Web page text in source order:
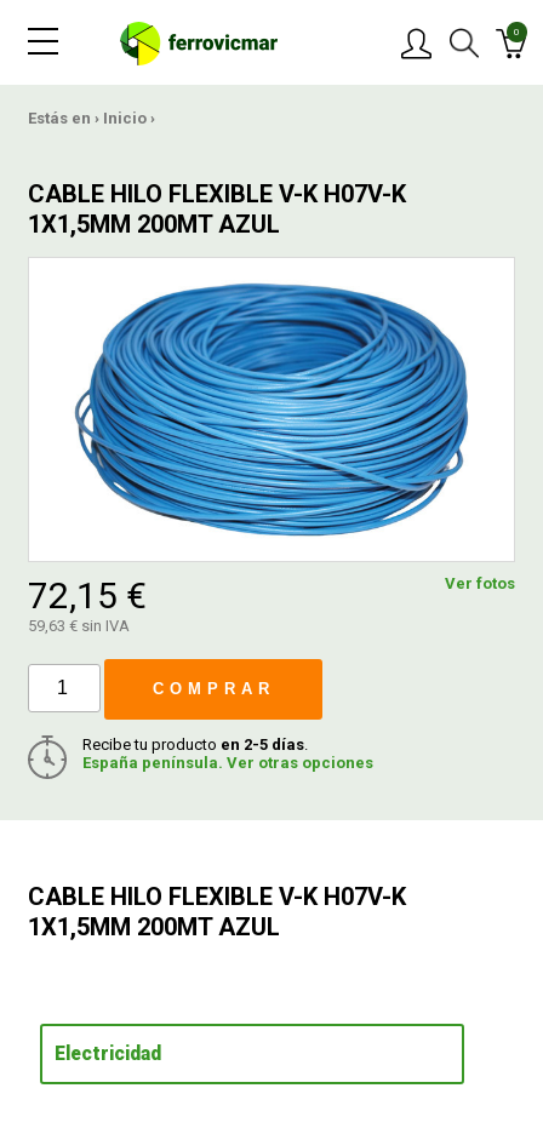
0
Estás en › Inicio ›
CABLE HILO FLEXIBLE V-K H07V-K
1X1,5MM 200MT AZUL
Ver fotos
72,15 €
59,63 € sin IVA
COMPRAR
Recibe tu producto en 2-5 días
España península. Ver otras opciones
CABLE HILO FLEXIBLE V-K H07V-K
1X1,5MM 200MT AZUL
Electricidad
MARCAS
OFERTAS
NOVEDADES
BLOG
CONTACTAR
CATÁLOGOS
ENVÍOS